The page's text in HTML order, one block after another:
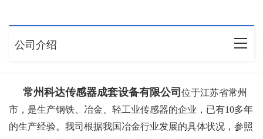
公司介绍
常州科达传感器成套设备有限公司 位于江苏省常州
市，是生产钢铁、冶金、轻工业传感器的企业，已有10多年
的生产经验。我司根据我国冶金行业发展的具体状况，参照